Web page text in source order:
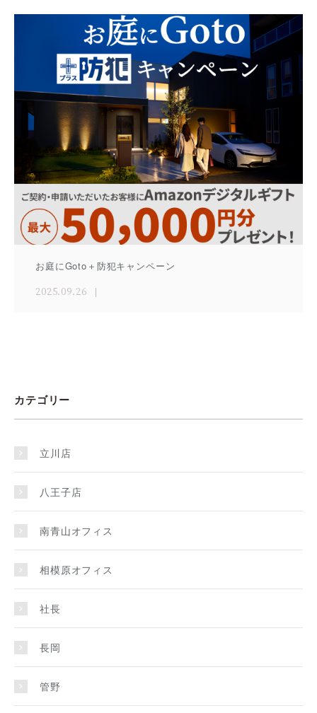
お庭にGoto＋防犯キャンペーン
2025.09.26
カテゴリー
立川店
八王子店
南青山オフィス
相模原オフィス
社長
長岡
管野